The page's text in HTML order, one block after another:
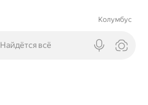
Колумбус
Найдётся всё